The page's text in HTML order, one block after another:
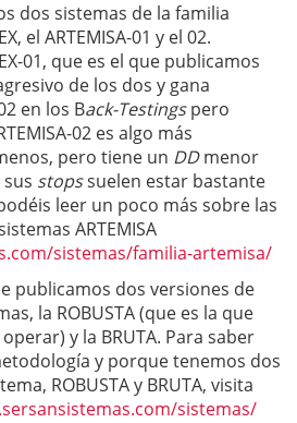
dos sistemas de la familia
el ARTEMISA-01 y el 02.
01, que es el que publicamos
de los dos y gana
en los Back-Testingspero
02 es algo más
pero tiene un DDmenor
sus stopssuelen estar bastante
leer un poco más sobre las
ARTEMISA
sistemas/familia-artemisa/
publicamos dos versiones de
la ROBUSTA (que es la que
y la BRUTA. Para saber
y porque tenemos dos
ROBUSTA y BRUTA, visita
sistemas/